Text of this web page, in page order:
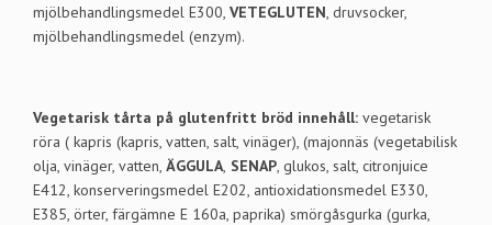
mjölbehandlingsmedel E300, VETEGLUTEN, druvsocker,
mjölbehandlingsmedel (enzym).
Vegetarisk tårta på glutenfritt bröd innehåll: vegetarisk
röra ( kapris (kapris, vatten, salt, vinäger), (majonnäs (vegetabilisk
olja, vinäger, vatten, ÄGGULA, SENAP, glukos, salt, citronjuice
E412, konserveringsmedel E202, antioxidationsmedel E330,
E385, örter, färgämne E 160a, paprika) smörgåsgurka (gurka,